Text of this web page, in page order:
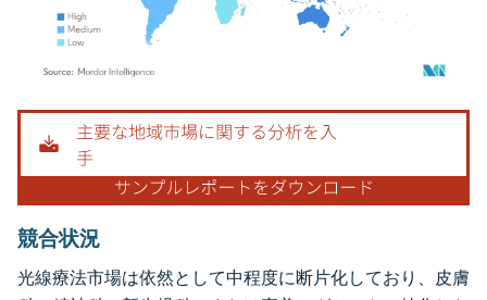
画像 © Mordor Intelligence。再利用にはCC BY 4.0の表示が必要です。
競合状況
光線療法市場は依然として中程度に断片化しており、皮膚